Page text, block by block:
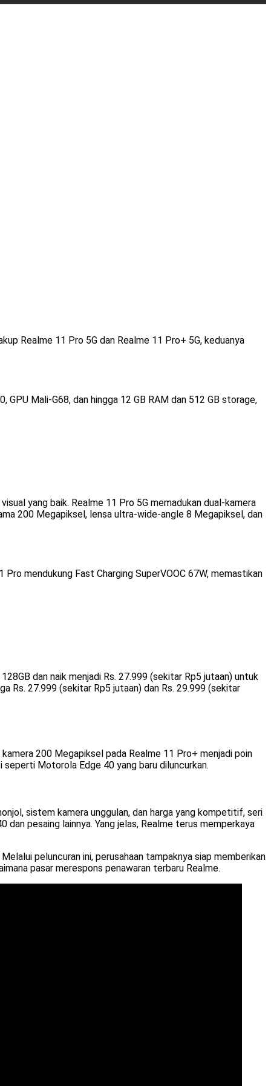
Realme 11 Pro 5G dan Realme 11 Pro+ 5G, keduanya
Mali-G68, dan hingga 12 GB RAM dan 512 GB storage,
yang baik. Realme 11 Pro 5G memadukan dual-kamera
200 Megapiksel, lensa ultra-wide-angle 8 Megapiksel, dan
mendukung Fast Charging SuperVOOC 67W, memastikan
dan naik menjadi Rs. 27.999 (sekitar Rp5 jutaan) untuk
Rs. 27.999 (sekitar Rp5 jutaan) dan Rs. 29.999 (sekitar
200 Megapiksel pada Realme 11 Pro+ menjadi poin
Motorola Edge 40 yang baru diluncurkan.
sistem kamera unggulan, dan harga yang kompetitif, seri
dan pesaing lainnya. Yang jelas, Realme terus memperkaya
peluncuran ini, perusahaan tampaknya siap memberikan
pasar merespons penawaran terbaru Realme.